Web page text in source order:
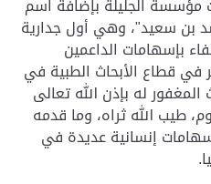
الجليلة بإضافة اسم
بن سعيد"، وهي أول جدارية
بإسهامات الداعمين
في قطاع الأبحاث الطبية في
المغفور له بإذن الله تعالى
طيب الله ثراه، وما قدمه
إنسانية عديدة في